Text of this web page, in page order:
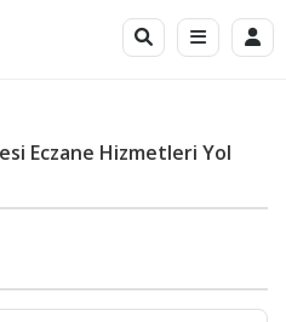
Eczane Hizmetleri Yol